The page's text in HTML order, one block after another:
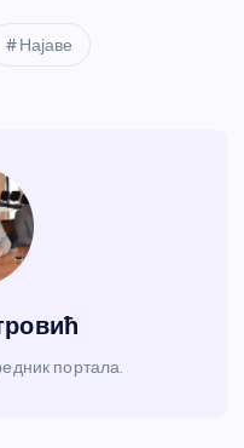
Најаве
портала.